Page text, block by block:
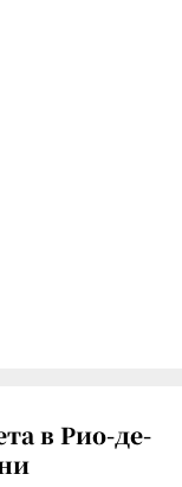
в Рио-де-